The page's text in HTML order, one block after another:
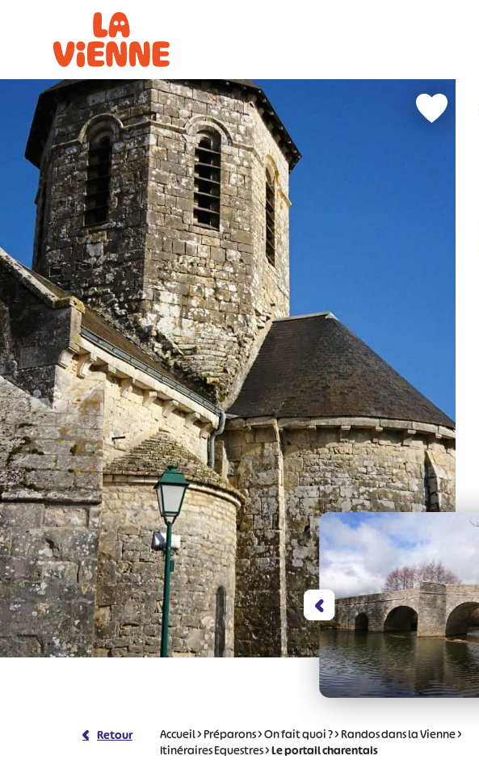
Retour Accueil>Préparons>On fait quoi ?>Randos dans la Vienne>
Itinéraires Equestres>Le portail charentais
Panneau de gestion des cookies